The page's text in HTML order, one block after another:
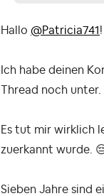
Hallo @Patricia741 !
Ich habe deinen
Thread noch unter.
Es tut mir wirklich
zuerkannt wurde.
Sieben Jahre sind